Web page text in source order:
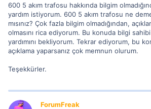
600 5 akım trafosu hakkında bilgim
yardım istiyorum. 600 5 akım trafosu ne
mısınız? Çok fazla bilgim olmadığından,
olmasını rica ediyorum. Bu konuda bilgi
yardımını bekliyorum. Tekrar ediyorum, bu
açıklama yaparsanız çok memnun olurum.
Teşekkürler.
ForumFreak